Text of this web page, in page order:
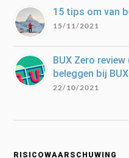
15 tips om van
15/11/2021
BUX Zero
beleggen bij BUX
22/10/2021
RISICOWAARSCHUWING